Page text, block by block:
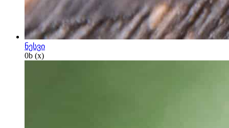
ნესვი
0b (x)